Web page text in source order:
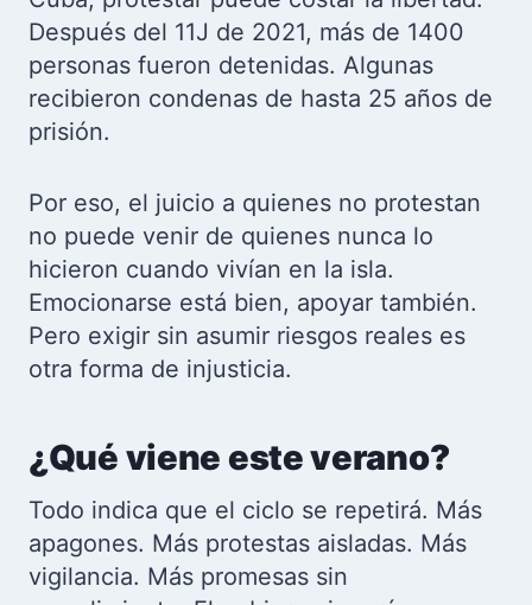
Después del 11J de 2021, más de 1400
personas fueron detenidas. Algunas
recibieron condenas de hasta 25 años de
prisión.
Por eso, el juicio a quienes no protestan
no puede venir de quienes nunca lo
hicieron cuando vivían en la isla.
Emocionarse está bien, apoyar también.
Pero exigir sin asumir riesgos reales es
otra forma de injusticia.
¿Qué viene este verano?
Todo indica que el ciclo se repetirá. Más
apagones. Más protestas aisladas. Más
vigilancia. Más promesas sin